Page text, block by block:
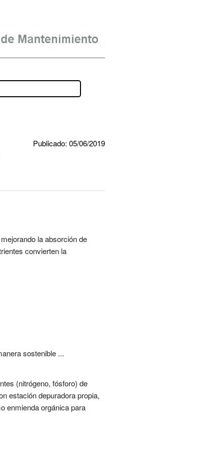
Publicado: 05/06/2019
la absorción de
convierten la
sostenible ...
(nitrógeno, fósforo) de
estación depuradora propia,
enmienda orgánica para